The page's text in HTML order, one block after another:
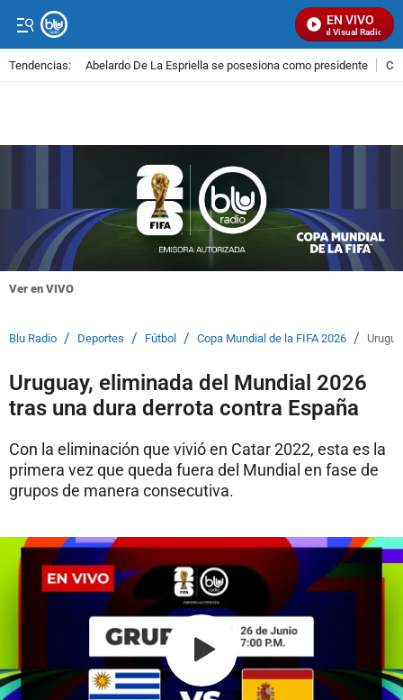
EN VIVO
Señal Visual Radio
Tendencias: Abelardo De La Espriella se posesiona como presidente
Ver en VIVO
Blu Radio / Deportes / Fútbol / Copa Mundial de la FIFA 2026 /
Uruguay, eliminada del Mundial 2026
tras una dura derrota contra España
Con la eliminación que vivió en Catar 2022, esta es la
primera vez que queda fuera del Mundial en fase de
grupos de manera consecutiva.